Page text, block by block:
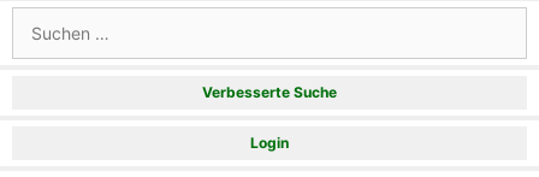
nach:
Verbesserte Suche
Login